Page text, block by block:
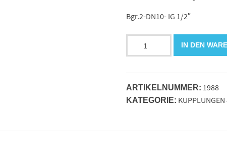
Bgr.2-DN10- IG 1/2″
Muffe
Loshälfte
-
Multikupplung
IN DEN
ARTIKELNUMMER: 1988
KATEGORIE: